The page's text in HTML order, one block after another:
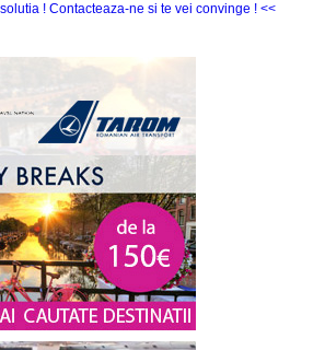
! Contacteaza-ne si te vei convinge ! <<